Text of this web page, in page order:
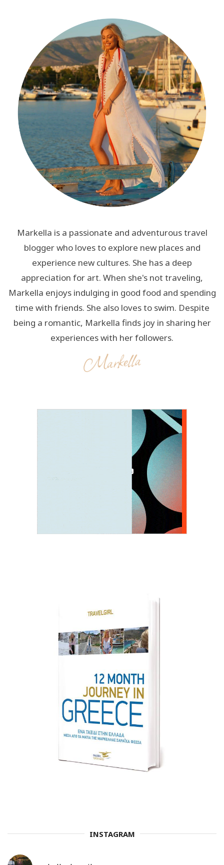
Markella is a passionate and adventurous travel
blogger who loves to explore new places and
experience new cultures. She has a deep
appreciation for art. When she's not traveling,
Markella enjoys indulging in good food and spending
time with friends. She also loves to swim. Despite
being a romantic, Markella finds joy in sharing her
experiences with her followers.
INSTAGRAM